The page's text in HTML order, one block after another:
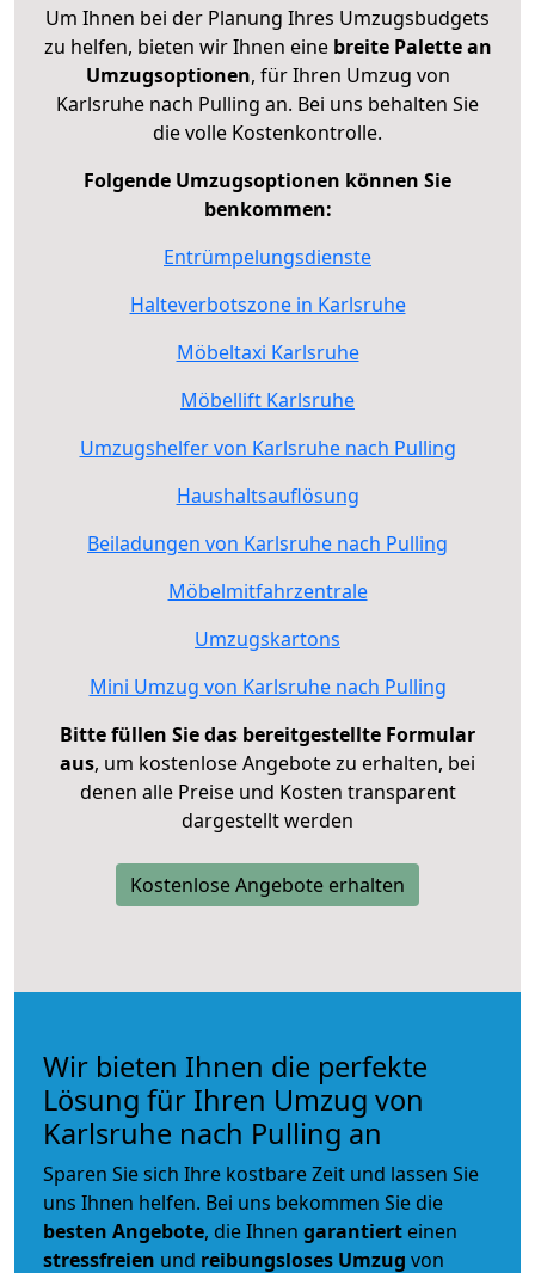
Um Ihnen bei der Planung Ihres Umzugsbudgets
zu helfen, bieten wir Ihnen eine breite Palette an
Umzugsoptionen, für Ihren Umzug von
Karlsruhe nach Pulling an. Bei uns behalten Sie
die volle Kostenkontrolle.
Folgende Umzugsoptionen können Sie
benkommen:
Entrümpelungsdienste
Halteverbotszone in Karlsruhe
Möbeltaxi Karlsruhe
Möbellift Karlsruhe
Umzugshelfer von Karlsruhe nach Pulling
Haushaltsauflösung
Beiladungen von Karlsruhe nach Pulling
Möbelmitfahrzentrale
Umzugskartons
Mini Umzug von Karlsruhe nach Pulling
Bitte füllen Sie das bereitgestellte Formular
aus, um kostenlose Angebote zu erhalten, bei
denen alle Preise und Kosten transparent
dargestellt werden
Kostenlose Angebote erhalten
Wir bieten Ihnen die perfekte
Lösung für Ihren Umzug von
Karlsruhe nach Pulling an
Sparen Sie sich Ihre kostbare Zeit und lassen Sie
uns Ihnen helfen. Bei uns bekommen Sie die
besten Angebote, die Ihnen garantiert einen
stressfreien und reibungsloses Umzug von